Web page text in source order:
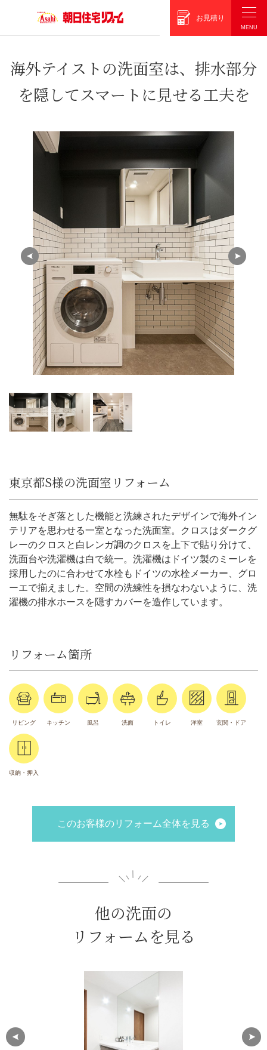
お見積り
海外テイストの洗面室は、排水部分
を隠してスマートに見せる工夫を
東京都S様の洗面室リフォーム
無駄をそぎ落とした機能と洗練されたデザインで海外イン
テリアを思わせる一室となった洗面室。クロスはダークグ
レーのクロスと白レンガ調のクロスを上下で貼り分けて、
洗面台や洗濯機は白で統一。洗濯機はドイツ製のミーレを
採用したのに合わせて水栓もドイツの水栓メーカー、グロ
ーエで揃えました。空間の洗練性を損なわないように、洗
濯機の排水ホースを隠すカバーを造作しています。
リフォーム箇所
リビング キッチン 風呂 洗面 トイレ 洋室 玄関・ドア
収納・押入
このお客様のリフォーム全体を見る
他の洗面の
リフォームを見る